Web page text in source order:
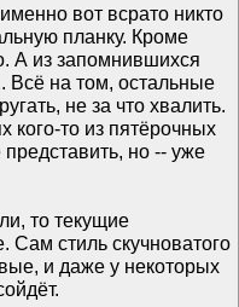
вот всрато никто
планку. Кроме
А из запомнившихся
Всё на том, остальные
не за что хвалить.
кого-то из пятёрочных
но -- уже
то текущие
Сам стиль скучноватого
и даже у некоторых